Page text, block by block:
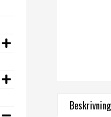
Beskrivning